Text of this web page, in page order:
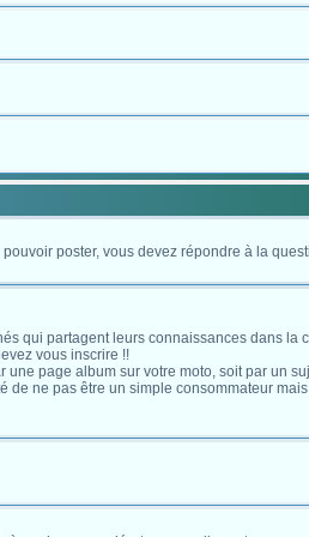
poster, vous devez répondre à la
qui partagent leurs connaissances dans la
vous inscrire !!
page album sur votre moto, soit par un
ne pas être un simple consommateur